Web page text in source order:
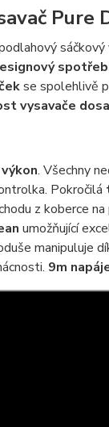
Pure
sáčkový
se spolehlivě
vysavače
. Všechny
Pokročilá
z koberce
umožňující
manipuluje
9m